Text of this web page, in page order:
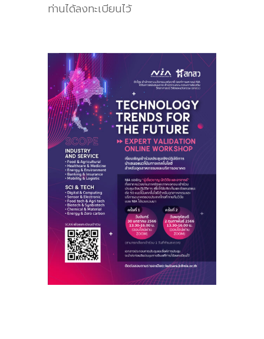
ท่านได้ลงทะเบียนไว้